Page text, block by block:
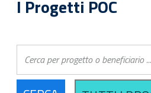
I Progetti POC